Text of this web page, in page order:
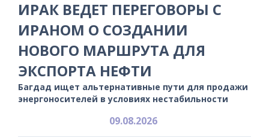
ИРАК ВЕДЕТ ПЕРЕГОВОРЫ С
ИРАНОМ О СОЗДАНИИ
НОВОГО МАРШРУТА ДЛЯ
ЭКСПОРТА НЕФТИ
Багдад ищет альтернативные пути для продажи
энергоносителей в условиях нестабильности
09.08.2026